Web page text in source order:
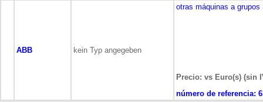
ABB kein Typ angegeben
otras máquinas a grupos
Precio: vs Euro(s) (sin
número de referencia: